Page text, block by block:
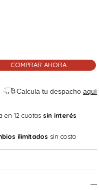
COMPRAR AHORA
Calcula tu despacho aquí
en 12 cuotassin interés
ilimitados sin costo